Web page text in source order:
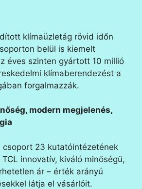
klímaüzletág rövid időn
belül is kiemelt
éves szinten gyártott 10 millió
klímaberendezést a
forgalmazzák.
modern megjelenés,
csoport 23 kutatóintézetének
innovatív, kiváló minőségű,
ár – érték arányú
látja el vásárlóit.